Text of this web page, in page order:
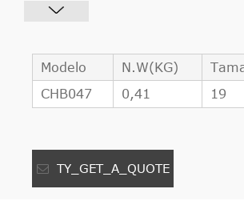
Modelo N.W(KG)
CHB047
0,41 19
TY_GET_A_QUOTE